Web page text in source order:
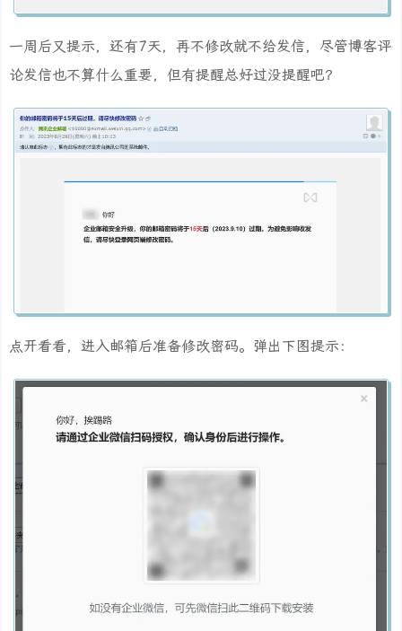
一周后又提示，还有7天，再不修改就不给发信，尽管博客评
论发信也不算什么重要，但有提醒总好过没提醒吧？
点开看看，进入邮箱后准备修改密码。弹出下图提示：